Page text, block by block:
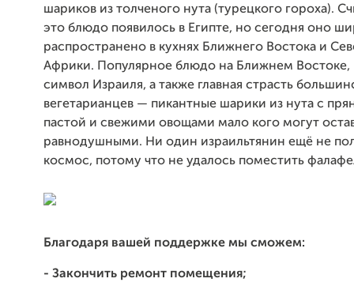
шариков из толченого нута (турецкого гороха).
это блюдо появилось в Египте, но сегодня оно
распространено в кухнях Ближнего Востока и
Африки. Популярное блюдо на Ближнем Востоке,
символ Израиля, а также главная страсть
вегетарианцев — пикантные шарики из нута с
пастой и свежими овощами мало кого могут
равнодушными. Ни один израильтянин ещё не
космос, потому что не удалось поместить
Благодаря вашей поддержке мы сможем:
- Закончить ремонт помещения;